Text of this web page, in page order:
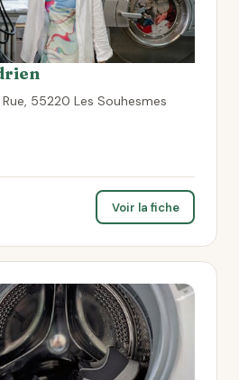
55220 Les Souhesmes
Voir la fiche